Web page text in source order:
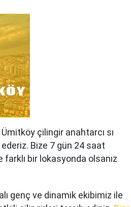
çilingir anahtarcı sı
Bize 7 gün 24 saat
bir lokasyonda olsanız
genç ve dinamik ekibimiz ile